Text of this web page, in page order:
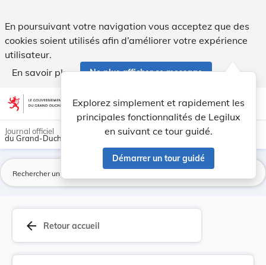
En poursuivant votre navigation vous acceptez que des
cookies soient utilisés afin d’améliorer votre expérience
utilisateur.
En savoir plus
Ne plus afficher ce message
Aller au contenu account_circle help Aide
Explorez simplement et rapidement les
principales fonctionnalités de Legilux
en suivant ce tour guidé.
Démarrer un tour guidé
light_mode dark_mode
Journal officiel
du Grand-Duché de Luxembourg
arrow_back Retour accueil